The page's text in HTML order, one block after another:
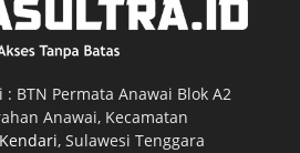
: BTN Permata Anawai Blok A2
Anawai, Kecamatan
Kendari, Sulawesi Tenggara